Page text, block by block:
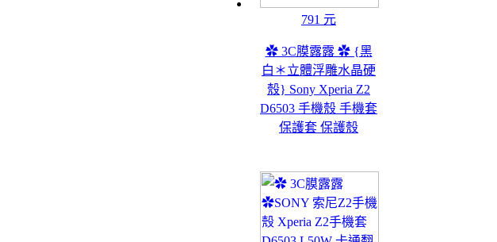
791 元
✿ 3C膜露露 ✿ {黑
白＊立體浮雕水晶硬
殼} Sony Xperia Z2
D6503 手機殼 手機套
保護套 保護殼